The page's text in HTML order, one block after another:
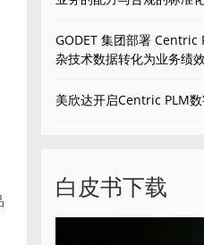
GODET 集团部署 Centric
杂技术数据转化为业务绩
美欣达开启Centric PLM
白皮书下载